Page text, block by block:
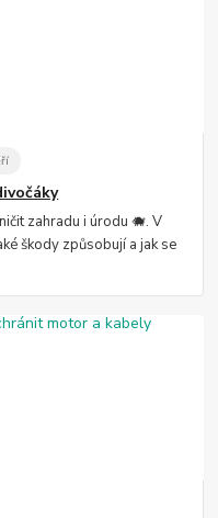
zahradu i úrodu 🐗. V
škody způsobují a jak se